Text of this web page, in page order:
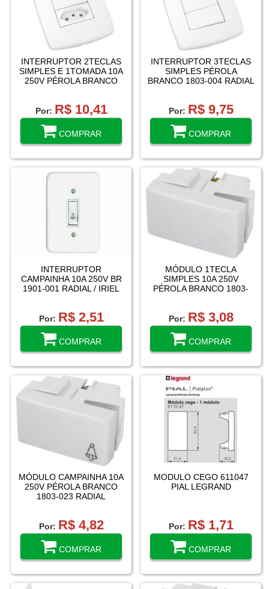
INTERRUPTOR 2TECLAS
SIMPLES E 1TOMADA 10A
250V PÉROLA BRANCO
Por: R$ 10,41
COMPRAR
INTERRUPTOR 3TECLAS
SIMPLES PÉROLA
BRANCO 1803-004 RADIAL
Por: R$ 9,75
COMPRAR
INTERRUPTOR
CAMPAINHA 10A 250V BR
1901-001 RADIAL / IRIEL
Por: R$ 2,51
COMPRAR
MÓDULO 1TECLA
SIMPLES 10A 250V
PÉROLA BRANCO 1803-
Por: R$ 3,08
COMPRAR
MÓDULO CAMPAINHA 10A
250V PÉROLA BRANCO
1803-023 RADIAL
Por: R$ 4,82
COMPRAR
MODULO CEGO 611047
PIAL LEGRAND
Por: R$ 1,71
COMPRAR